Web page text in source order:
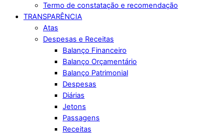
Termo de constatação e recomendação
TRANSPARÊNCIA
Atas
Despesas e Receitas
Balanço Financeiro
Balanço Orçamentário
Balanço Patrimonial
Despesas
Diárias
Jetons
Passagens
Receitas